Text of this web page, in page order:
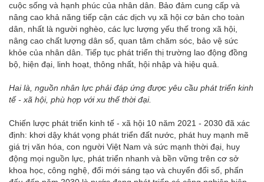
cuộc sống và hạnh phúc của nhân dân. Bảo đảm cung cấp và
nâng cao khả năng tiếp cận các dịch vụ xã hội cơ bản cho toàn
dân, nhất là người nghèo, các lực lượng yếu thế trong xã hội,
nâng cao chất lượng dân số, quan tâm chăm sóc, bảo vệ sức
khỏe của nhân dân. Tiếp tục phát triển thị trường lao động đồng
bộ, hiện đại, linh hoạt, thông nhất, hội nhập và hiệu quả.
Hai là, nguồn nhân lực phải đáp ứng được yêu cầu phát triển kinh
tế - xã hội, phù hợp với xu thế thời đại.
Chiến lược phát triển kinh tế - xã hội 10 năm 2021 - 2030 đã xác
định: khơi dậy khát vọng phát triển đất nước, phát huy mạnh mẽ
giá trị văn hóa, con người Việt Nam và sức mạnh thời đại, huy
động mọi nguồn lực, phát triển nhanh và bền vững trên cơ sở
khoa học, công nghệ, đổi mới sáng tạo và chuyển đổi số, phấn